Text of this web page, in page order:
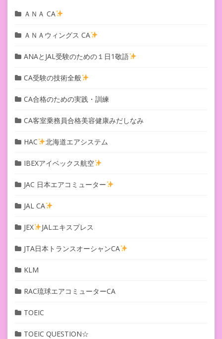
ＡＮＡ CA
ＡＮＡウィングス CA
ANAとJAL受験のための１日1敬語
CA受験の技術全般
CA合格のための実践・訓練
CA客室乗務員合格美容健康みだしなみ
HAC 北海道エアシステム
IBEXアイベックス航空
JAC 日本エアコミューター
JAL CA
JEX JALエキスプレス
JTA日本トランスオーシャンCA
KLM
RAC琉球エアコミューターCA
TOEIC
TOEIC QUESTION☆